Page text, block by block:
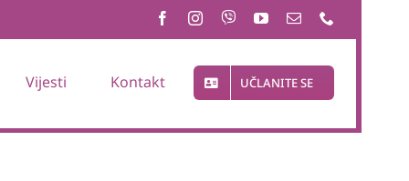
Vijesti Kontakt UČLANITE SE